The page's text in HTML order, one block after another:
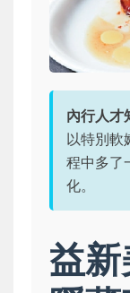
內行人才
以特別軟
程中多了
化。
益